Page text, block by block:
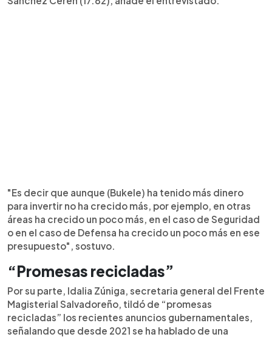
"Es decir que aunque (Bukele) ha tenido más dinero
para invertir no ha crecido más, por ejemplo, en otras
áreas ha crecido un poco más, en el caso de Seguridad
o en el caso de Defensa ha crecido un poco más en ese
presupuesto", sostuvo.
“Promesas recicladas”
Por su parte, Idalia Zúniga, secretaria general del Frente
Magisterial Salvadoreño, tildó de “promesas
recicladas” los recientes anuncios gubernamentales,
señalando que desde 2021 se ha hablado de una